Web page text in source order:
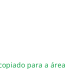
twitter
pelo email
link da notícia
para a área